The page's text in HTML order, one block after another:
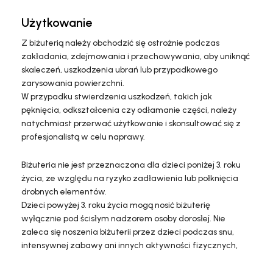
Użytkowanie
Z biżuterią należy obchodzić się ostrożnie podczas
zakładania, zdejmowania i przechowywania, aby uniknąć
skaleczeń, uszkodzenia ubrań lub przypadkowego
zarysowania powierzchni.
W przypadku stwierdzenia uszkodzeń, takich jak
pęknięcia, odkształcenia czy odłamanie części, należy
natychmiast przerwać użytkowanie i skonsultować się z
profesjonalistą w celu naprawy.
Biżuteria nie jest przeznaczona dla dzieci poniżej 3. roku
życia, ze względu na ryzyko zadławienia lub połknięcia
drobnych elementów.
Dzieci powyżej 3. roku życia mogą nosić biżuterię
wyłącznie pod ścisłym nadzorem osoby dorosłej. Nie
zaleca się noszenia biżuterii przez dzieci podczas snu,
intensywnej zabawy ani innych aktywności fizycznych,